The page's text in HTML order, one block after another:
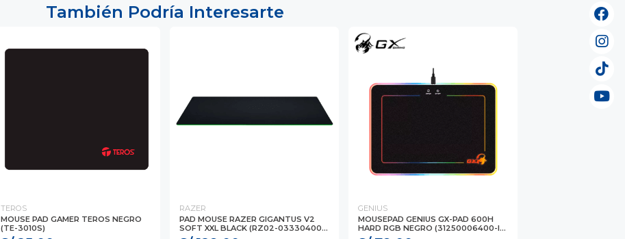
También Podría Interesarte
TEROS
MOUSE PAD GAMER TEROS NEGRO
(TE-3010S)
RAZER
PAD MOUSE RAZER GIGANTUS V2
SOFT XXL BLACK (RZ02-03330400...
GENIUS
MOUSEPAD GENIUS GX-PAD 600H
HARD RGB NEGRO (31250006400-I...